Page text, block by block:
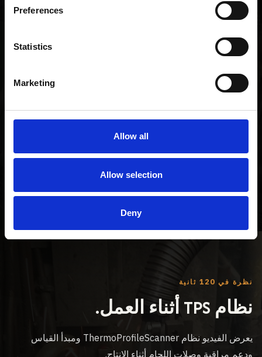
Preferences
Statistics
Marketing
Allow all
Allow selection
Deny
كشف فوري للانحرافات
أوقات ضبط أقصر
تحسين معلمات اللحام
نظرة في 120 ثانية
نظام TPS أثناء العمل.
يعرض الفيديو نظام ThermoProfileScanner ومبدأ القياس
ودعم مراقبة وصلات اللحام أثناء الإنتاج.